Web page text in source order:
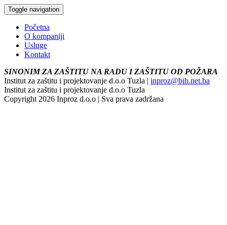
Toggle navigation
Početna
O kompaniji
Usluge
Kontakt
SINONIM ZA ZAŠTITU NA RADU I ZAŠTITU OD POŽARA
Institut za zaštitu i projektovanje d.o.o Tuzla | inproz@bih.net.ba
Institut za zaštitu i projektovanje d.o.o Tuzla
Copyright 2026 Inproz d.o.o | Sva prava zadržana